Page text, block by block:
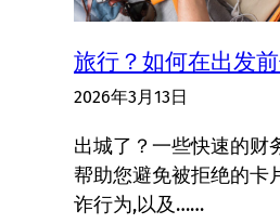
旅行？如何在出发
2026年3月13日
出城了？一些快速的财
帮助您避免被拒绝的卡
诈行为,以及……